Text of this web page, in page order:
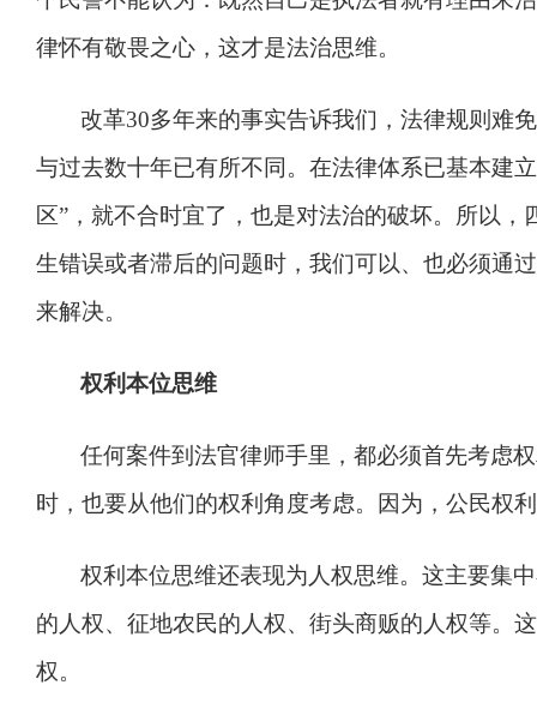
律怀有敬畏之心，这才是法治思维。
改革30多年来的事实告诉我们，法律规则难
与过去数十年已有所不同。在法律体系已基本建
区” ，就不合时宜了，也是对法治的破坏。所以，
生错误或者滞后的问题时，我们可以、也必须通
来解决。
权利本位思维
任何案件到法官律师手里，都必须首先考虑
时，也要从他们的权利角度考虑。因为，公民权
权利本位思维还表现为人权思维。这主要集
的人权、征地农民的人权、街头商贩的人权等。
权。